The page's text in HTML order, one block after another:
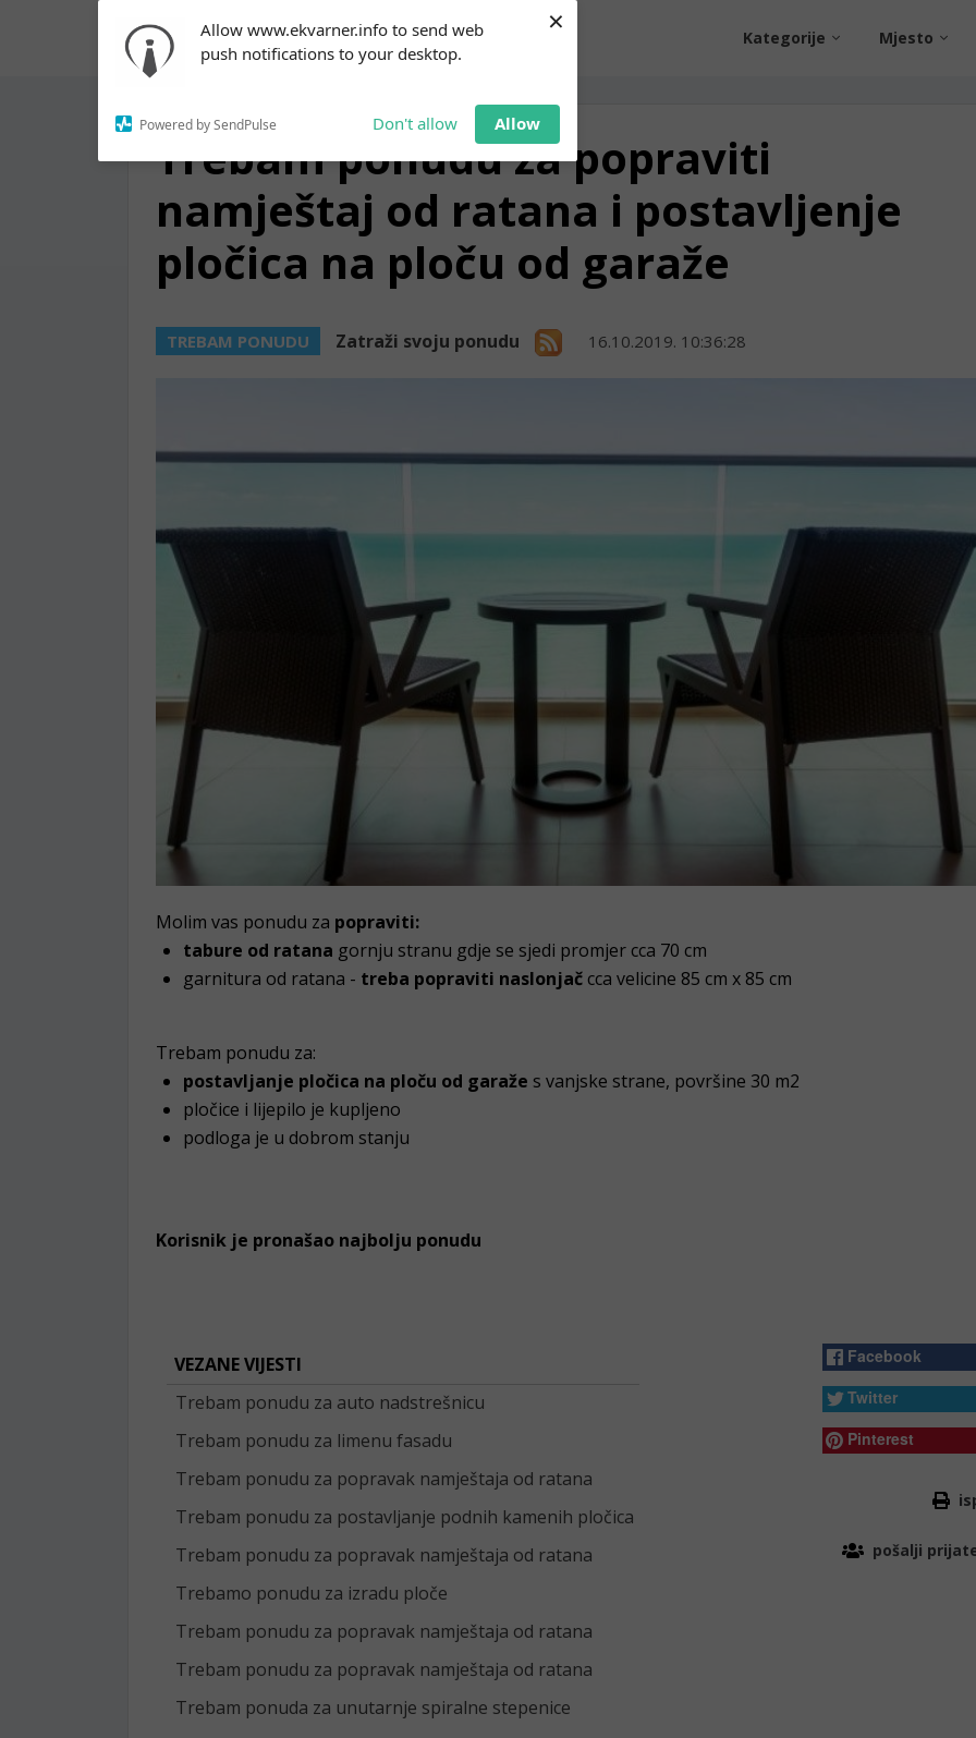
Allow www.ekvarner.info to send web
push notifications to your desktop.
Powered by SendPulse Don't allow Allow
×
notifications!
To enable permission prompts, click
on the notification icon
Kategorije Mjesto
Trebam ponudu za popraviti
namještaj od ratana i postavljenje
pločica na ploču od garaže
TREBAM PONUDU Zatraži svoju ponudu 16.10.2019. 10:36:28
Molim vas ponudu za popraviti:
tabure od ratana gornju stranu gdje se sjedi promjer cca 70 cm
garnitura od ratana - treba popraviti naslonjač cca velicine 85 cm x 85 cm
Trebam ponudu za:
postavljanje pločica na ploču od garaže s vanjske strane, površine 30 m2
pločice i lijepilo je kupljeno
podloga je u dobrom stanju
Korisnik je pronašao najbolju ponudu
Facebook
Twitter
Pinterest
pošalji
VEZANE VIJESTI
Trebam ponudu za auto nadstrešnicu
Trebam ponudu za limenu fasadu
Trebam ponudu za popravak namještaja od ratana
Trebam ponudu za postavljanje podnih kamenih pločica
Trebam ponudu za popravak namještaja od ratana
Trebamo ponudu za izradu ploče
Trebam ponudu za popravak namještaja od ratana
Trebam ponudu za popravak namještaja od ratana
Trebam ponuda za unutarnje spiralne stepenice